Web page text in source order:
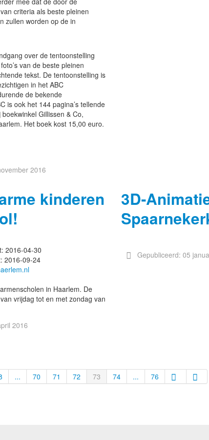
criteria als beste pleinen
zullen worden op de in
over de tentoonstelling
van de beste pleinen
tekst. De tentoonstelling is
in het ABC
de bekende
is ook het 144 pagina’s tellende
Gillissen & Co,
Het boek kost 15,00 euro.
2016
kinderen
2016-04-30
2016-09-24
in Haarlem. De
vrijdag tot en met zondag van
2016
3D-
Gepubliceerd: 05
... 70 71 72 73 74 ... 76